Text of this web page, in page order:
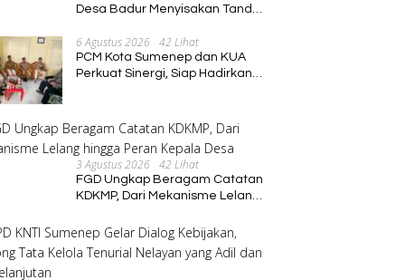
Desa Badur Menyisakan Tanda
Meninggal Di interogasi Oknum
Kadus
6 Agustus 2026 42 Lihat
PCM Kota Sumenep dan KUA
Perkuat Sinergi, Siap Hadirkan
3 Agustus 2026 42 Lihat
FGD Ungkap Beragam Catatan
KDKMP, Dari Mekanisme Lelang